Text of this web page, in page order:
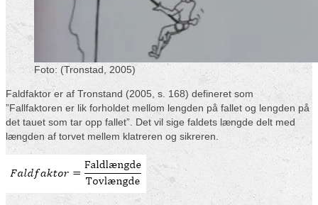
Foto: (Tronstad, 2005)
Faldfaktor er af Tronstand (2005, s. 168) defineret som
”Fallfaktoren er lik forholdet mellom lengden på fallet og lengden på
det tauet som tar opp fallet”. Det vil sige faldets længde delt med
længden af torvet mellem klatreren og sikreren.